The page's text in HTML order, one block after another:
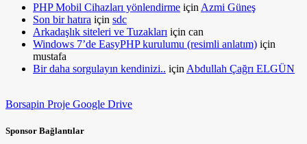
PHP Mobil Cihazları yönlendirme için Azmi Güneş
Son bir hatıra için sdc
Arkadaşlık siteleri ve Tuzakları için can
Windows 7’de EasyPHP kurulumu (resimli anlatım) için
mustafa
Bir daha sorgulayın kendinizi.. için Abdullah Çağrı ELGÜN
Borsapin Proje Google Drive
Sponsor Bağlantılar